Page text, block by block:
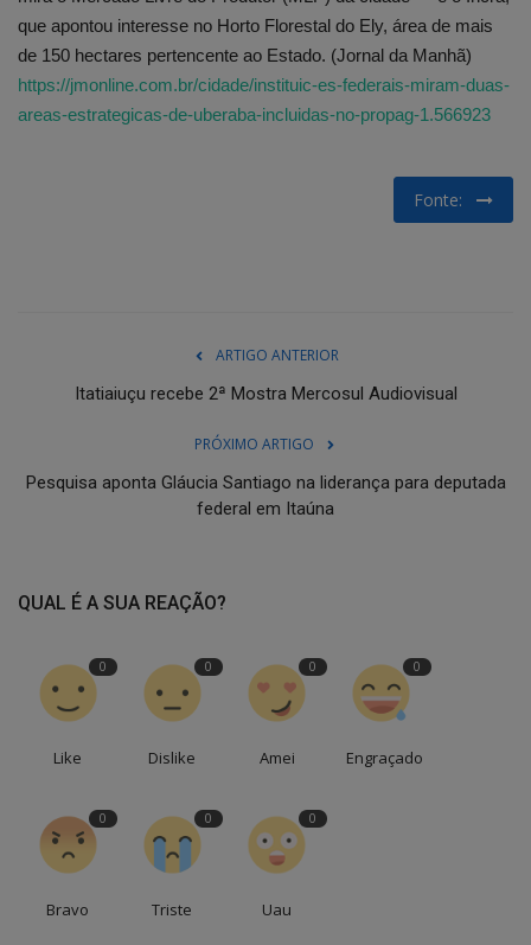
que apontou interesse no Horto Florestal do Ely, área de mais
de 150 hectares pertencente ao Estado. (Jornal da Manhã)
https://jmonline.com.br/cidade/instituic-es-federais-miram-duas-
areas-estrategicas-de-uberaba-incluidas-no-propag-1.566923
Fonte:
ARTIGO ANTERIOR
Itatiaiuçu recebe 2ª Mostra Mercosul Audiovisual
PRÓXIMO ARTIGO
Pesquisa aponta Gláucia Santiago na liderança para deputada
federal em Itaúna
QUAL É A SUA REAÇÃO?
0
Like
0
Dislike
0
Amei
0
Engraçado
0
Bravo
0
Triste
0
Uau